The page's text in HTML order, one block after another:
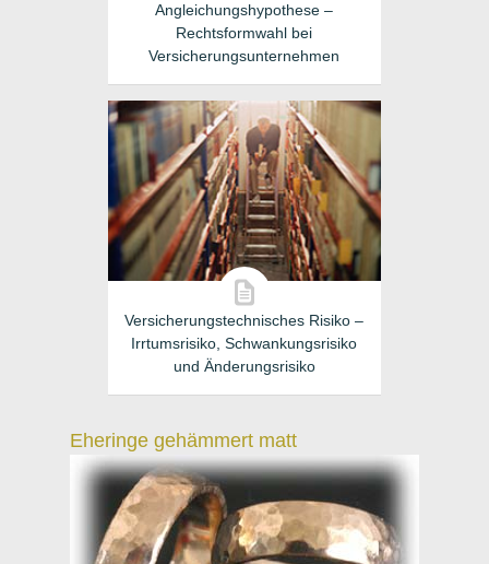
Angleichungshypothese –
Rechtsformwahl bei
Versicherungsunternehmen
Versicherungstechnisches Risiko –
Irrtumsrisiko, Schwankungsrisiko
und Änderungsrisiko
Eheringe gehämmert matt